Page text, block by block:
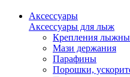
Аксессуары
Аксессуары для лыж
Крепления
Мази держания
Парафины
Порошки,